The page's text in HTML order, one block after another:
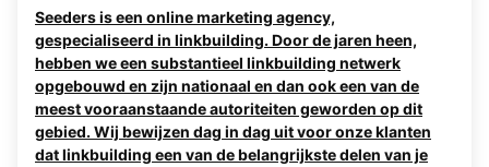
Seeders is een online marketing agency,
gespecialiseerd in linkbuilding. Door de jaren heen,
hebben we een substantieel linkbuilding netwerk
opgebouwd en zijn nationaal en dan ook een van de
meest vooraanstaande autoriteiten geworden op dit
gebied. Wij bewijzen dag in dag uit voor onze klanten
dat linkbuilding een van de belangrijkste delen van je